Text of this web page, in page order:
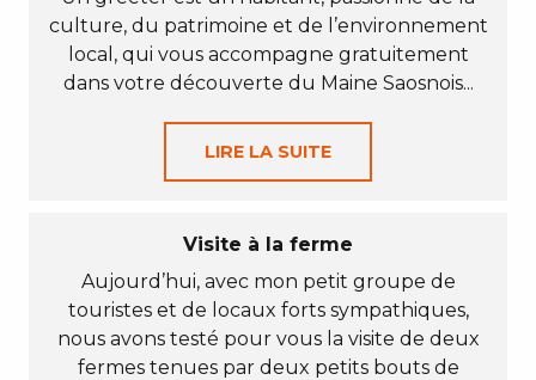
culture, du patrimoine et de l’environnement
local, qui vous accompagne gratuitement
dans votre découverte du Maine Saosnois...
LIRE LA SUITE
Visite à la ferme
Aujourd’hui, avec mon petit groupe de
touristes et de locaux forts sympathiques,
nous avons testé pour vous la visite de deux
fermes tenues par deux petits bouts de